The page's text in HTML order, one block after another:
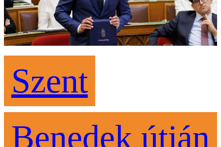
Szent
Benedek útján